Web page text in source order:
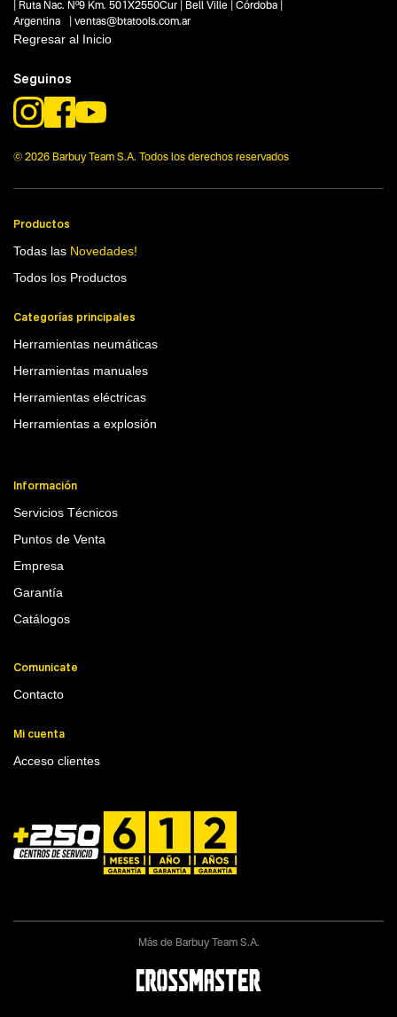
Funcion o uso
9.10 mm
Tecnologia
No items found.
| Ruta Nac. Nº9 Km. 501X2550Cur | Bell Ville | Córdoba |
Argentina | ventas@btatools.com.ar
Regresar al Inicio
Seguinos
© 2026 Barbuy Team S.A. Todos los derechos reservados
Productos
Todas las Novedades!
Todos los Productos
Categorías principales
Herramientas neumáticas
Herramientas manuales
Herramientas eléctricas
Herramientas a explosión
Información
Servicios Técnicos
Puntos de Venta
Empresa
Garantía
Catálogos
Comunicate
Contacto
Mi cuenta
Acceso clientes
Más de Barbuy Team S.A.